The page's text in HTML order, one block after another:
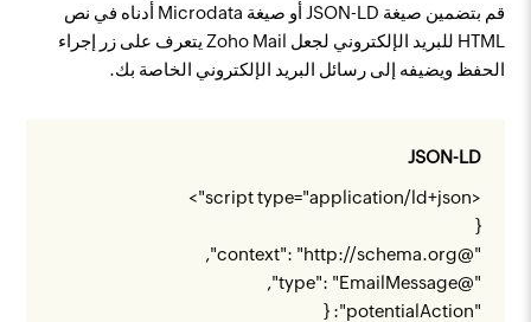
قم بتضمين صيغة JSON-LD أو صيغة Microdata أدناه في نص
HTML للبريد الإلكتروني لجعل Zoho Mail يتعرف على زر إجراء
الحفظ ويضيفه إلى رسائل البريد الإلكتروني الخاصة بك.
JSON-LD
<script type="application/ld+json">
{
"@context": "
http://schema.org
",
"@type": "EmailMessage",
"potentialAction": {